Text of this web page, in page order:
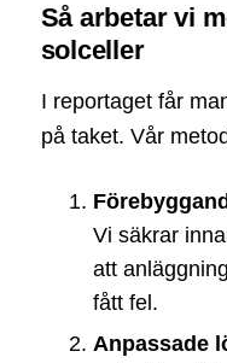
Så arbetar vi
solceller
I reportaget får
på taket. Vår
Vi säkrar
att
fått fel.
Anpassade